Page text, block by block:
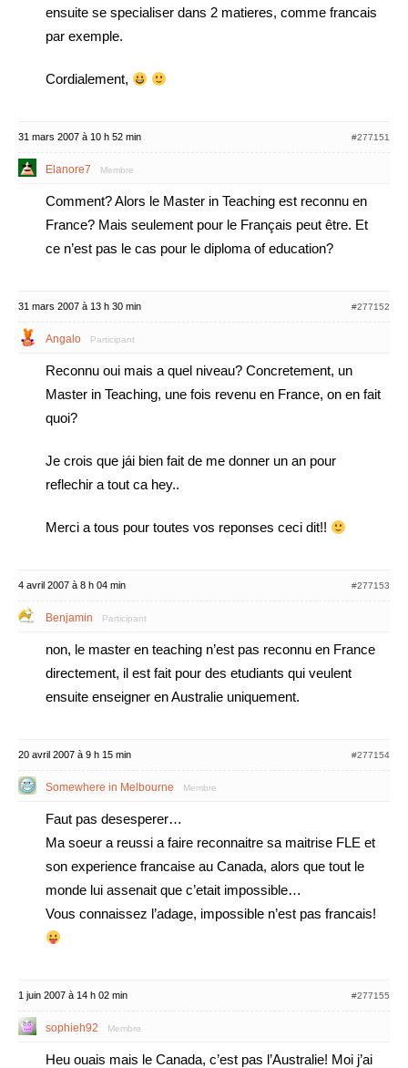
ensuite se specialiser dans 2 matieres, comme francais
par exemple.
Cordialement,
31 mars 2007 à 10 h 52 min #277151
Elanore7 Membre
Comment? Alors le Master in Teaching est reconnu en
France? Mais seulement pour le Français peut être. Et
ce n’est pas le cas pour le diploma of education?
31 mars 2007 à 13 h 30 min #277152
Angalo Participant
Reconnu oui mais a quel niveau? Concretement, un
Master in Teaching, une fois revenu en France, on en fait
quoi?
Je crois que jái bien fait de me donner un an pour
reflechir a tout ca hey..
Merci a tous pour toutes vos reponses ceci dit!!
4 avril 2007 à 8 h 04 min #277153
Benjamin Participant
non, le master en teaching n’est pas reconnu en France
directement, il est fait pour des etudiants qui veulent
ensuite enseigner en Australie uniquement.
20 avril 2007 à 9 h 15 min #277154
Somewhere in Melbourne Membre
Faut pas desesperer…
Ma soeur a reussi a faire reconnaitre sa maitrise FLE et
son experience francaise au Canada, alors que tout le
monde lui assenait que c’etait impossible…
Vous connaissez l’adage, impossible n’est pas francais!
1 juin 2007 à 14 h 02 min #277155
sophieh92 Membre
Heu ouais mais le Canada, c’est pas l’Australie! Moi j’ai